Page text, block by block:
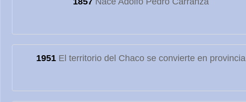
1951El territorio del Chaco se convierte en provincia